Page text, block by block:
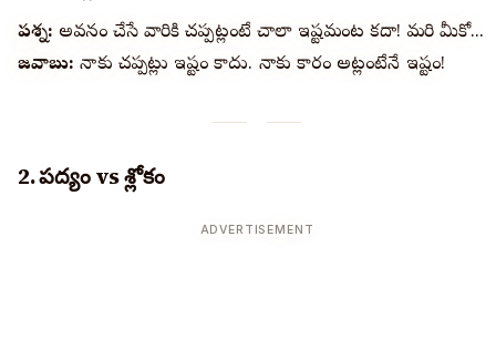
ప్రశ్న: అవధానం చేసే వారికి చప్పట్లంటే చాలా ఇష్టమంట కదా! మరి మీకో...
జవాబు: నాకు చప్పట్లు ఇష్టం కాదు. నాకు కారం అట్లంటేనే ఇష్టం!
2. పద్యం vs శ్లోకం
ADVERTISEMENT